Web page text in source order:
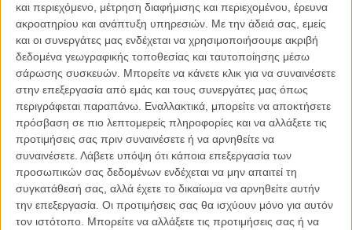
και περιεχόμενο, μέτρηση διαφήμισης και περιεχομένου, έρευνα
ακροατηρίου και ανάπτυξη υπηρεσιών. Με την άδειά σας, εμείς
και οι συνεργάτες μας ενδέχεται να χρησιμοποιήσουμε ακριβή
δεδομένα γεωγραφικής τοποθεσίας και ταυτοποίησης μέσω
σάρωσης συσκευών. Μπορείτε να κάνετε κλικ για να συναινέσετε
στην επεξεργασία από εμάς και τους συνεργάτες μας όπως
περιγράφεται παραπάνω. Εναλλακτικά, μπορείτε να αποκτήσετε
πρόσβαση σε πιο λεπτομερείς πληροφορίες και να αλλάξετε τις
προτιμήσεις σας πριν συναινέσετε ή να αρνηθείτε να
συναινέσετε. Λάβετε υπόψη ότι κάποια επεξεργασία των
προσωπικών σας δεδομένων ενδέχεται να μην απαιτεί τη
συγκατάθεσή σας, αλλά έχετε το δικαίωμα να αρνηθείτε αυτήν
την επεξεργασία. Οι προτιμήσεις σας θα ισχύουν μόνο για αυτόν
τον ιστότοπο. Μπορείτε να αλλάξετε τις προτιμήσεις σας ή να